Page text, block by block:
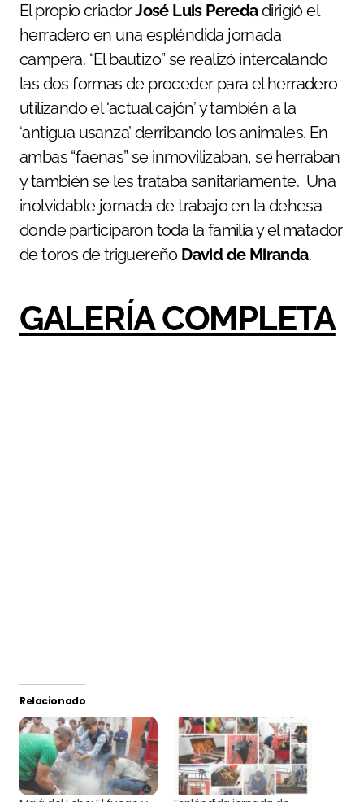
El propio criadorJosé Luis Peredadirigió el
herradero en una espléndida jornada
campera. “El bautizo” se realizó intercalando
las dos formas de proceder para el herradero
utilizando el ‘actual cajón’ y también a la
‘antigua usanza’ derribando los animales. En
ambas “faenas” se inmovilizaban, se herraban
y también se les trataba sanitariamente. Una
inolvidable jornada de trabajo en la dehesa
donde participaron toda la familia y el matador
de toros de triguereño David de Miranda.
GALERÍA COMPLETA
Relacionado